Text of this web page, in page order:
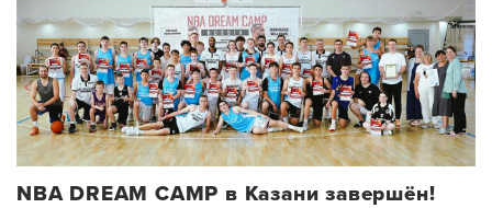
NBA DREAM CAMP в Казани завершён!